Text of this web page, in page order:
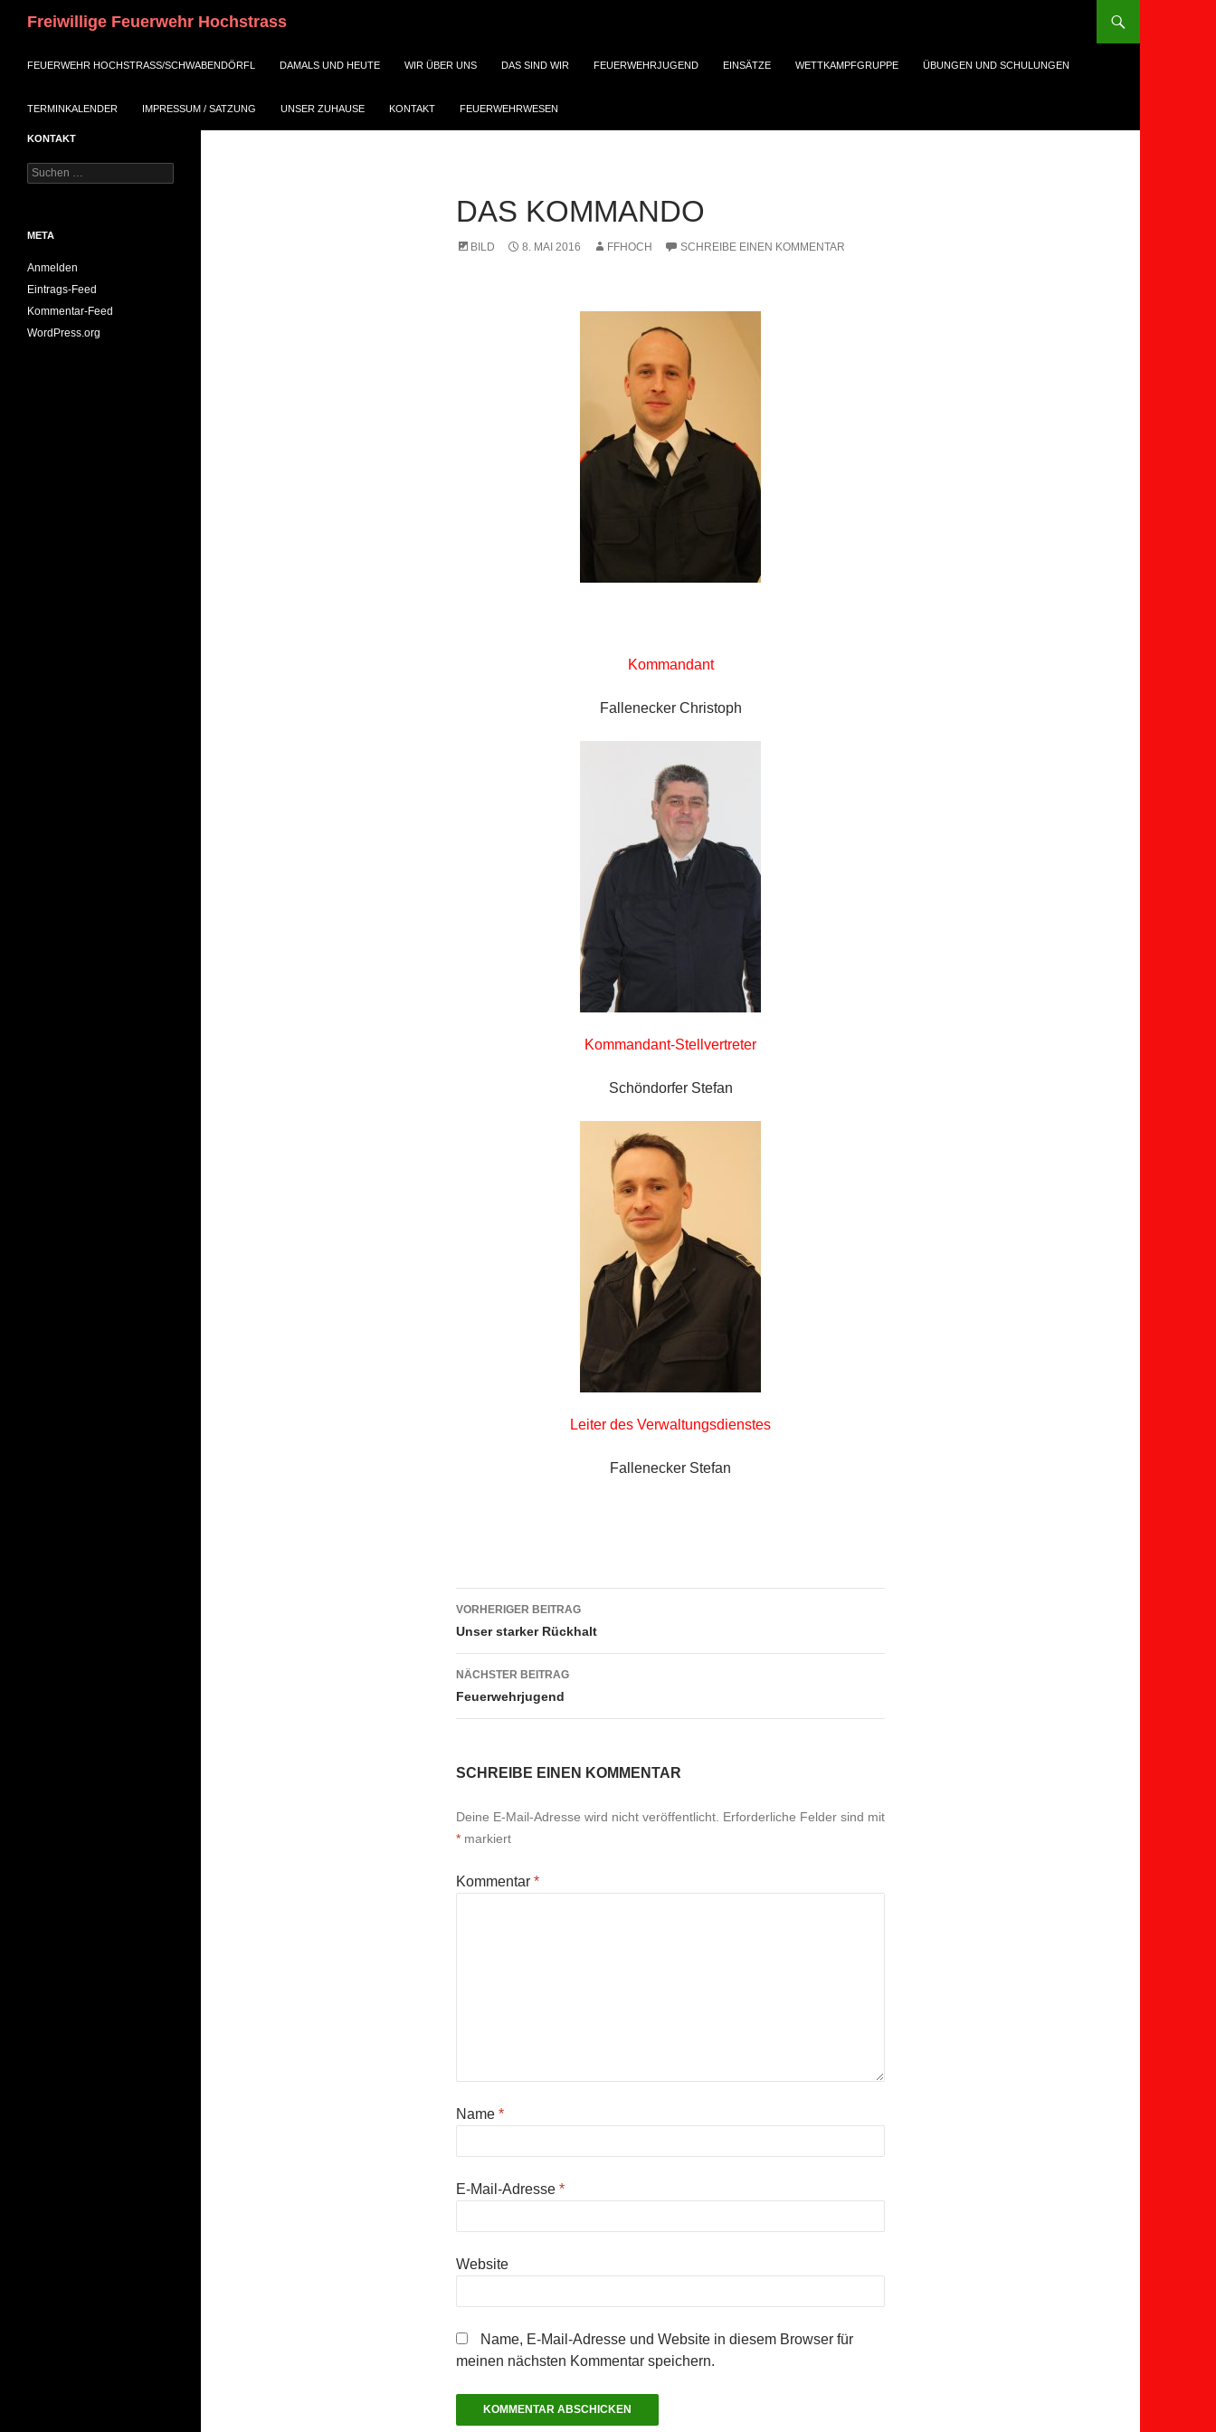
Freiwillige Feuerwehr Hochstrass
FEUERWEHR HOCHSTRASS/SCHWABENDÖRFL
DAMALS UND HEUTE WIR ÜBER UNS DAS SIND WIR FEUERWEHRJUGEND EINSÄTZE WETTKAMPFGRUPPE ÜBUNGEN UND SCHULUNGEN
TERMINKALENDER IMPRESSUM / SATZUNG UNSER ZUHAUSE KONTAKT FEUERWEHRWESEN
DAS KOMMANDO
BILD 8. MAI 2016 FFHOCH SCHREIBE EINEN KOMMENTAR
Kommandant
Fallenecker Christoph
Kommandant-Stellvertreter
Schöndorfer Stefan
Leiter des Verwaltungsdienstes
Fallenecker Stefan
Beitragsnavigation
VORHERIGER BEITRAG
Unser starker Rückhalt
NÄCHSTER BEITRAG
Feuerwehrjugend
SCHREIBE EINEN KOMMENTAR
Deine E-Mail-Adresse wird nicht veröffentlicht. Erforderliche Felder sind mit
* markiert
Kommentar *
Name *
E-Mail-Adresse *
Website
Name, E-Mail-Adresse und Website in diesem Browser für
meinen nächsten Kommentar speichern.
KONTAKT
Suchen
nach:
META
Anmelden
Eintrags-Feed
Kommentar-Feed
WordPress.org